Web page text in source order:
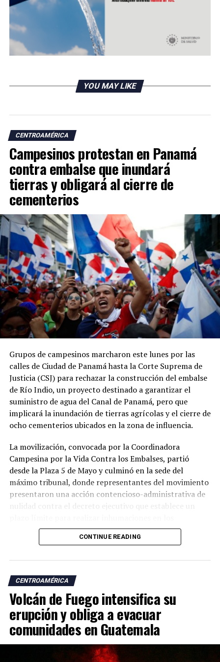
YOU MAY LIKE
CENTROAMÉRICA
Campesinos protestan en Panamá
contra embalse que inundará
tierras y obligará al cierre de
cementerios
Grupos de campesinos marcharon este lunes por las
calles de Ciudad de Panamá hasta la Corte Suprema de
Justicia (CSJ) para rechazar la construcción del embalse
de Río Indio, un proyecto destinado a garantizar el
suministro de agua del Canal de Panamá, pero que
implicará la inundación de tierras agrícolas y el cierre de
ocho cementerios ubicados en la zona de influencia.
La movilización, convocada por la Coordinadora
Campesina por la Vida Contra los Embalses, partió
desde la Plaza 5 de Mayo y culminó en la sede del
máximo tribunal, donde representantes del movimiento
presentaron una acción contencioso-administrativa de
nulidad contra el decreto ejecutivo que establece un
cementerios que serán afectados por el proyecto.
antorchas y llevaron productos agrícolas como
plátanos, piñas, mangos y limones, que depositaron en
las escalinatas de la Corte como símbolo del impacto
que, aseguran, tendrá la obra sobre sus medios de vida.
«Hoy vamos a presentar a la Corte un amparo contra
ese decreto. Tiene que derogarse. Esto no puede
continuar», declaró a EFE el vicepresidente de la
Coordinadora Campesina contra los Embalses, José
CONTINUE READING
CENTROAMÉRICA
Volcán de Fuego intensifica su
erupción y obliga a evacuar
comunidades en Guatemala